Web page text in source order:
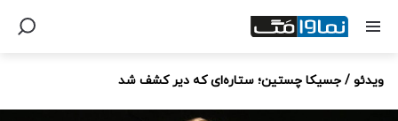
ویدئو / جسیکا چستین؛ ستاره‌ای که دیر کشف شد